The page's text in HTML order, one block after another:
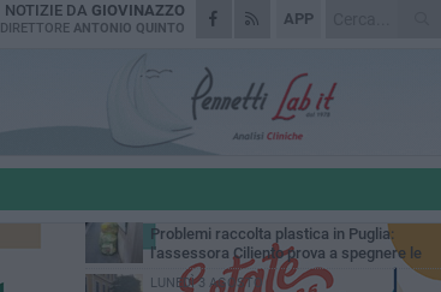
APP
NOTIZIE DA GIOVINAZZO
DIRETTORE ANTONIO QUINTO
MARTEDÌ 4 AGOSTO
Liquidi oleosi sul litorale di Giovinazzo,
VENERDÌ 7 AGOSTO
A Giovinazzo c'è il Concerto all'Alba
GIOVEDÌ 6 AGOSTO
Lavori sul litorale, gli aggiornamenti del
MERCOLEDÌ 5 AGOSTO
Problemi raccolta plastica in Puglia:
l'assessora Ciliento prova a spegnere le
polemiche
LUNEDÌ 3 AGOSTO